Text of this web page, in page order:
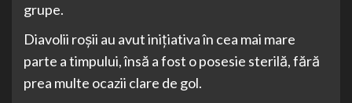
grupe.
Diavolii roşii au avut iniţiativa în cea mai mare
parte a timpului, însă a fost o posesie sterilă, fără
prea multe ocazii clare de gol.